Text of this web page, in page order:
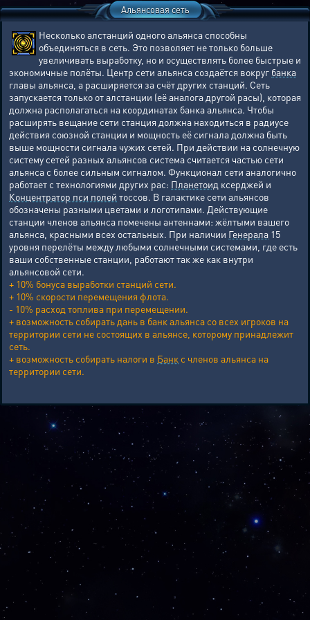
Альянсовая сеть
Несколько алстанций одного альянса способны
объединяться в сеть. Это позволяет не только больше
увеличивать выработку, но и осуществлять более быстрые и
экономичные полёты. Центр сети альянса создаётся вокруг банка
главы альянса, а расширяется за счёт других станций. Сеть
запускается только от алстанции (её аналога другой расы), которая
должна располагаться на координатах банка альянса. Чтобы
расширять вещание сети станция должна находиться в радиусе
действия союзной станции и мощность её сигнала должна быть
выше мощности сигнала чужих сетей. При действии на солнечную
систему сетей разных альянсов система считается частью сети
альянса с более сильным сигналом. Функционал сети аналогично
работает с технологиями других рас: Планетоид ксерджей и
Концентратор пси полей тоссов. В галактике сети альянсов
обозначены разными цветами и логотипами. Действующие
станции членов альянса помечены антеннами: жёлтыми вашего
альянса, красными всех остальных. При наличии Генерала 15
уровня перелёты между любыми солнечными системами, где есть
ваши собственные станции, работают так же как внутри
альянсовой сети.
+ 10% бонуса выработки станций сети.
+ 10% скорости перемещения флота.
- 10% расход топлива при перемещении.
+ возможность собирать дань в банк альянса со всех игроков на
территории сети не состоящих в альянсе, которому принадлежит
сеть.
+ возможность собирать налоги в Банк с членов альянса на
территории сети.